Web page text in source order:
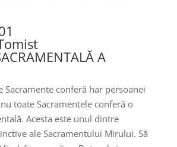
A
Sacramente conferă har persoanei
toate Sacramentele conferă o
Acesta este unul dintre
ale Sacramentului Mirului. Să